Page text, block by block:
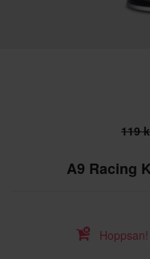
119
A9 Racing